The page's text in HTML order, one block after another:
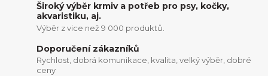
Široký výběr krmiv a potřeb pro psy, kočky,
akvaristiku, aj.
Výběr z vice než 9 000 produktů.
Doporučení zákazníků
Rychlost, dobrá komunikace, kvalita, velký výběr, dobré
ceny